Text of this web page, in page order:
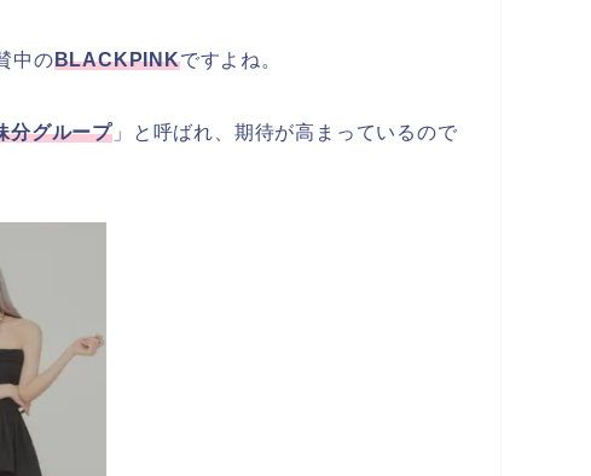
中のBLACKPINKですよね。
分グループ 」と呼ばれ、期待が高まっているので